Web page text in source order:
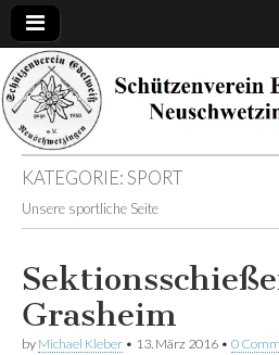
Edelweiß
KATEGORIE: SPORT
Unsere sportliche Seite
Grasheim
by Michael Kleber • 13. März 2016 • 0